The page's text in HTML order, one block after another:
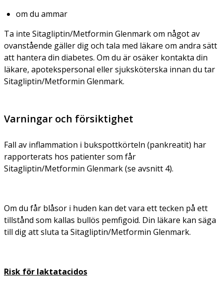
om du ammar
Ta inte Sitagliptin/Metformin Glenmark om något av
ovanstående gäller dig och tala med läkare om andra sätt
att hantera din diabetes. Om du är osäker kontakta din
läkare, apotekspersonal eller sjuksköterska innan du tar
Sitagliptin/Metformin Glenmark.
Varningar och försiktighet
Fall av inflammation i bukspottkörteln (pankreatit) har
rapporterats hos patienter som får
Sitagliptin/Metformin Glenmark (se avsnitt 4).
Om du får blåsor i huden kan det vara ett tecken på ett
tillstånd som kallas bullös pemfigoid. Din läkare kan säga
till dig att sluta ta Sitagliptin/Metformin Glenmark.
Risk för laktatacidos